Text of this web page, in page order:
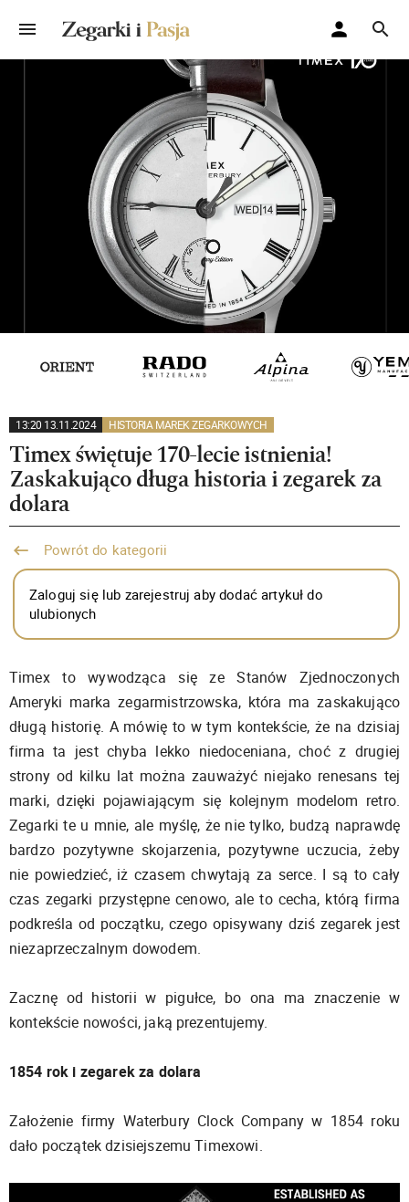
13:20 13.11.2024 HISTORIA MAREK ZEGARKOWYCH
Timex świętuje 170-lecie istnienia!
Zaskakująco długa historia i zegarek za
dolara
Powrót do kategorii
Zaloguj się lub zarejestruj aby dodać artykuł do
ulubionych
Timex to wywodząca się ze Stanów Zjednoczonych
Ameryki marka zegarmistrzowska, która ma zaskakująco
długą historię. A mówię to w tym kontekście, że na dzisiaj
firma ta jest chyba lekko niedoceniana, choć z drugiej
strony od kilku lat można zauważyć niejako renesans tej
marki, dzięki pojawiającym się kolejnym modelom retro.
Zegarki te u mnie, ale myślę, że nie tylko, budzą naprawdę
bardzo pozytywne skojarzenia, pozytywne uczucia, żeby
nie powiedzieć, iż czasem chwytają za serce. I są to cały
czas zegarki przystępne cenowo, ale to cecha, którą firma
podkreśla od początku, czego opisywany dziś zegarek jest
niezaprzeczalnym dowodem.
Zacznę od historii w pigułce, bo ona ma znaczenie w
kontekście nowości, jaką prezentujemy.
1854 rok i zegarek za dolara
Założenie firmy Waterbury Clock Company w 1854 roku
dało początek dzisiejszemu Timexowi.